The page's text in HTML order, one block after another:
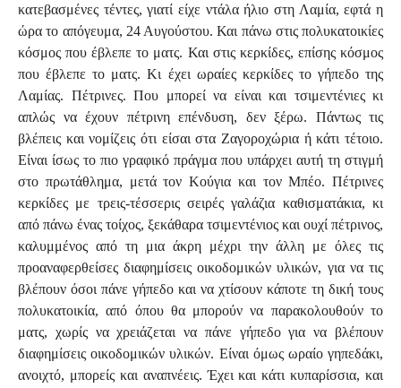
κατεβασμένες τέντες, γιατί είχε ντάλα ήλιο στη Λαμία, εφτά η
ώρα το απόγευμα, 24 Αυγούστου. Και πάνω στις πολυκατοικίες
κόσμος που έβλεπε το ματς. Και στις κερκίδες, επίσης κόσμος
που έβλεπε το ματς. Κι έχει ωραίες κερκίδες το γήπεδο της
Λαμίας. Πέτρινες. Που μπορεί να είναι και τσιμεντένιες κι
απλώς να έχουν πέτρινη επένδυση, δεν ξέρω. Πάντως τις
βλέπεις και νομίζεις ότι είσαι στα Ζαγοροχώρια ή κάτι τέτοιο.
Είναι ίσως το πιο γραφικό πράγμα που υπάρχει αυτή τη στιγμή
στο πρωτάθλημα, μετά τον Κούγια και τον Μπέο. Πέτρινες
κερκίδες με τρεις-τέσσερις σειρές γαλάζια καθισματάκια, κι
από πάνω ένας τοίχος, ξεκάθαρα τσιμεντένιος και ουχί πέτρινος,
καλυμμένος από τη μια άκρη μέχρι την άλλη με όλες τις
προαναφερθείσες διαφημίσεις οικοδομικών υλικών, για να τις
βλέπουν όσοι πάνε γήπεδο και να χτίσουν κάποτε τη δική τους
πολυκατοικία, από όπου θα μπορούν να παρακολουθούν το
ματς, χωρίς να χρειάζεται να πάνε γήπεδο για να βλέπουν
διαφημίσεις οικοδομικών υλικών. Είναι όμως ωραίο γηπεδάκι,
ανοιχτό, μπορείς και αναπνέεις. Έχει και κάτι κυπαρίσσια, και